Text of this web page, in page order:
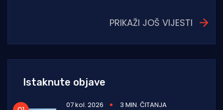
PRIKAŽI JOŠ VIJESTI
Istaknute objave
07 kol. 2026
3 MIN. ČITANJA